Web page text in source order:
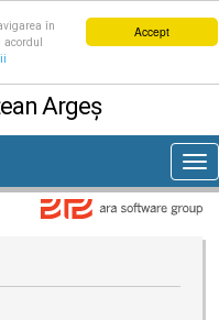
Accept
în
Argeș